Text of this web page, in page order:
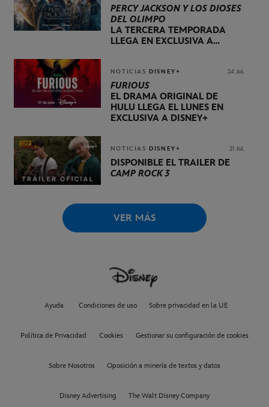
PERCY JACKSON Y LOS DIOSES
DEL OLIMPO
LA TERCERA TEMPORADA
LLEGA EN EXCLUSIVA A
NOTICIAS DISNEY+ 24 Jul.
FURIOUS
EL DRAMA ORIGINAL DE
HULU LLEGA EL LUNES EN
EXCLUSIVA A DISNEY+
NOTICIAS DISNEY+ 21 Jul.
DISPONIBLE EL TRÁILER DE
CAMP ROCK 3
VER MÁS
Ayuda Condiciones de uso Sobre privacidad en la UE
Política de Privacidad Cookies Gestionar su configuración de cookies
Sobre Nosotros Oposición a minería de textos y datos
Disney Advertising The Walt Disney Company